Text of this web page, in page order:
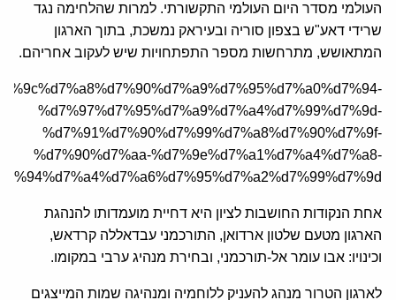
העולמי מסדר היום העולמי התקשורתי. למרות שהלחימה נגד
שרידי דאע"ש בצפון סוריה ובעיראק נמשכת, בתוך הארגון
המתאושש, מתרחשות מספר התפתחויות שיש לעקוב אחריהם.
%d7%97%d7%95%d7%a9%d7%a4%d7%99%d7%9d-
%d7%91%d7%90%d7%99%d7%a8%d7%90%d7%9f-
%d7%90%d7%aa-%d7%9e%d7%a1%d7%a4%d7%a8-
אחת הנקודות החושבות לציון היא דחיית מועמדותו להנהגת
הארגון מטעם שלטון ארדואן, התורכמני עבדאללה קרדאש,
וכינויו: אבו עומר אל-תורכמני, ובחירת מנהיג ערבי במקומו.
לארגון הטרור מנהג להעניק ללוחמיה ומנהיגה שמות המייצגים